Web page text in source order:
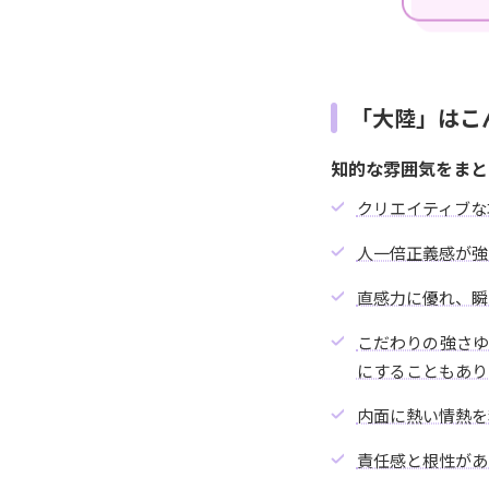
「大陸」は
知的な雰囲気をま
クリエイティブ
人一倍正義感が
直感力に優れ、
こだわりの強さ
にすることもあ
内面に熱い情熱
責任感と根性が